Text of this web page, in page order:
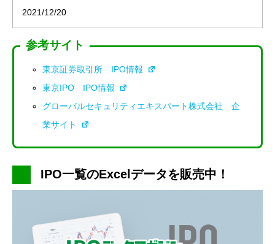
2021/12/20
参考サイト
東京証券取引所 IPO情報
東京IPO IPO情報
グローバルセキュリティエキスパート株式会社 企
業サイト
IPO一覧のExcelデータを販売中！